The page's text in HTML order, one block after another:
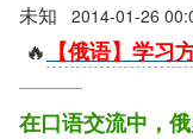
未知 2014-01-26
🔥 【俄语】学习
在口语交流中，